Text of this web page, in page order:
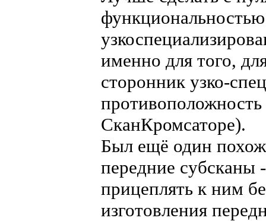
именно для того,
сторонник узко-
СканКромсаторе).
Был ещё один
передние субсканы
прицеплять к ним
изготовления